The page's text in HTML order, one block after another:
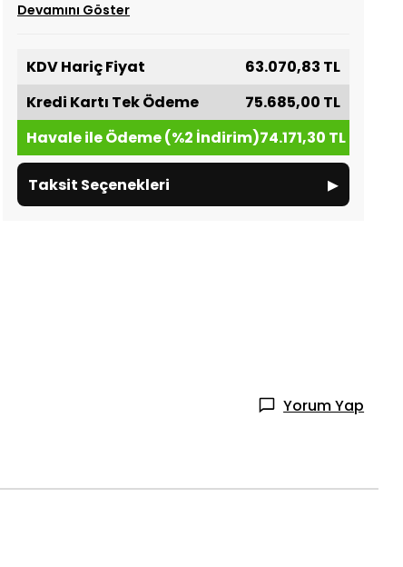
Devamını Göster
KDV Hariç Fiyat
63.070,83 TL
Kredi Kartı Tek Ödeme
75.685,00 TL
Havale ile Ödeme (%2 İndirim)74.171,30 TL
Taksit Seçenekleri ▸
Yorum Yap